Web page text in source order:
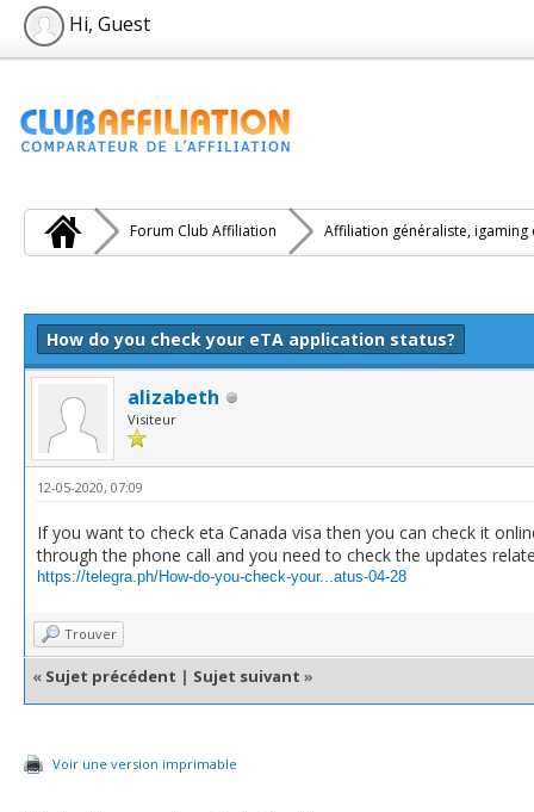
Hi, Guest
Forum Club Affiliation Affiliation généraliste, igaming
How do you check your eTA application status?
alizabeth
Visiteur
12-05-2020, 07:09
If you want to check eta Canada visa then you can check it
through the phone call and you need to check the updates
https://telegra.ph/How-do-you-check-your...atus-04-28
Trouver
« Sujet précédent | Sujet suivant »
Voir une version imprimable